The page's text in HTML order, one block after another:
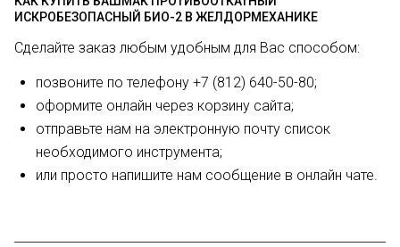
ИСКРОБЕЗОПАСНЫЙ БИО-2 В ЖЕЛДОРМЕХАНИКЕ
Сделайте заказ любым удобным для Вас способом:
позвоните по телефону +7 (812) 640-50-80;
оформите онлайн через корзину сайта;
отправьте нам на электронную почту список
необходимого инструмента;
или просто напишите нам сообщение в онлайн чате.